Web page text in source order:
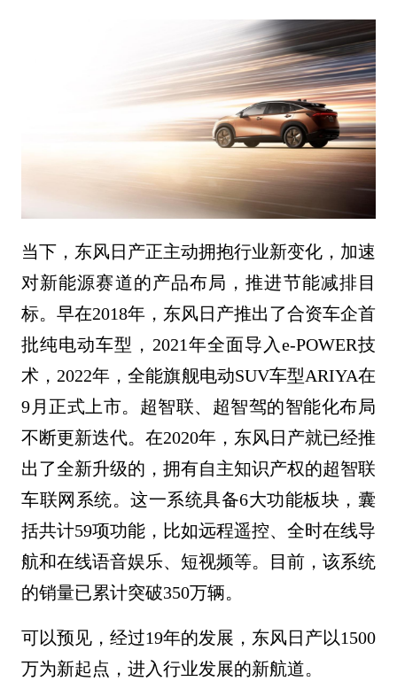
当下，东风日产正主动拥抱行业新变化，加速
对新能源赛道的产品布局，推进节能减排目
标。早在2018年，东风日产推出了合资车企首
批纯电动车型，2021年全面导入e-POWER技
术，2022年，全能旗舰电动SUV车型ARIYA在
9月正式上市。超智联、超智驾的智能化布局
不断更新迭代。在2020年，东风日产就已经推
出了全新升级的，拥有自主知识产权的超智联
车联网系统。这一系统具备6大功能板块，囊
括共计59项功能，比如远程遥控、全时在线导
航和在线语音娱乐、短视频等。目前，该系统
的销量已累计突破350万辆。
可以预见，经过19年的发展，东风日产以1500
万为新起点，进入行业发展的新航道。